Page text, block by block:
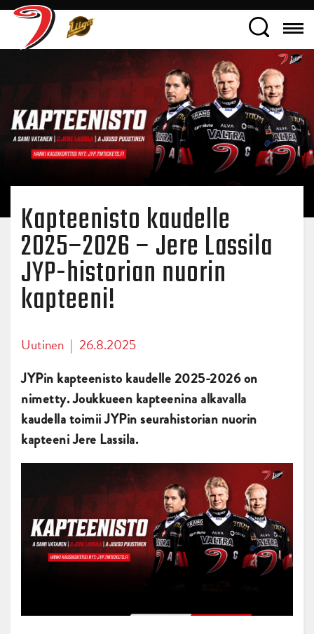
Kapteenisto kaudelle
2025–2026 – Jere Lassila
JYP-historian nuorin
kapteeni!
Uutinen | 26.8.2025
JYPin kapteenisto kaudelle 2025-2026 on
nimetty. Joukkueen kapteenina alkavalla
kaudella toimii JYPin seurahistorian nuorin
kapteeni Jere Lassila.